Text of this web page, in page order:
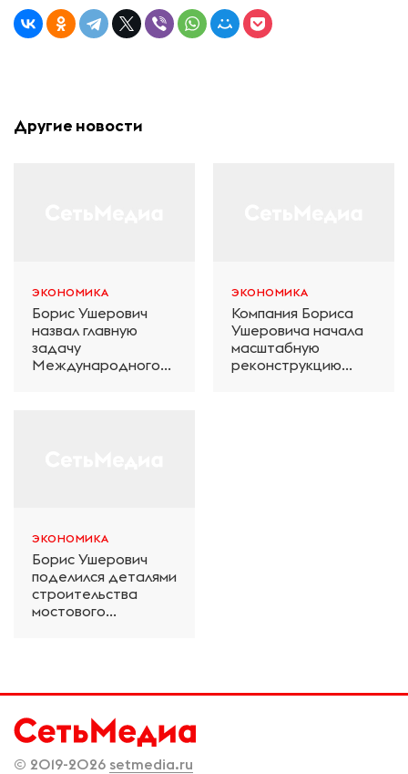
Другие новости
ЭКОНОМИКА
Борис Ушерович
назвал главную
задачу
Международного
ЭКОНОМИКА
Компания Бориса
Ушеровича начала
масштабную
реконструкцию
ЭКОНОМИКА
Борис Ушерович
поделился деталями
строительства
мостового
© 2019-2026 setmedia.ru